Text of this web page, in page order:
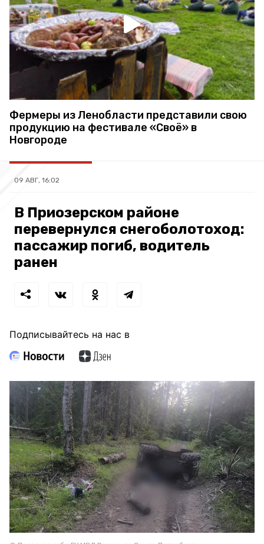
Фермеры из Ленобласти представили свою
продукцию на фестивале «Своё» в
Новгороде
09 АВГ, 16:02
В Приозерском районе
перевернулся снегоболотоход:
пассажир погиб, водитель
ранен
Подписывайтесь на нас в